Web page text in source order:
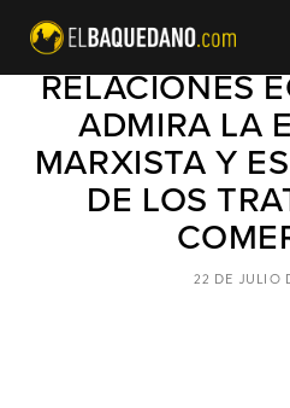
RELACIONES
ADMIRA LA
MARXISTA Y
DE LOS
22 DE JULIO